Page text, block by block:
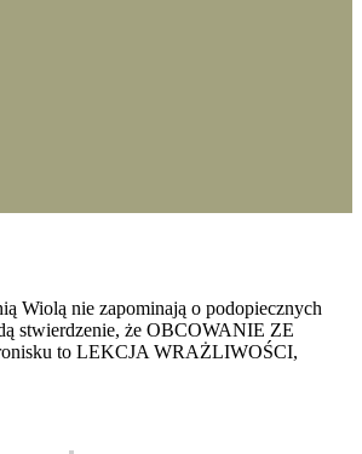
Wiolą nie zapominają o podopiecznych
stwierdzenie, że OBCOWANIE ZE
to LEKCJA WRAŻLIWOŚCI,